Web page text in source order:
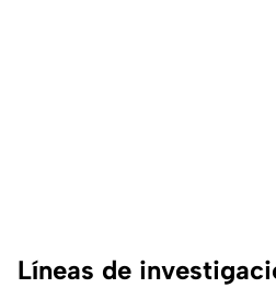
Líneas de